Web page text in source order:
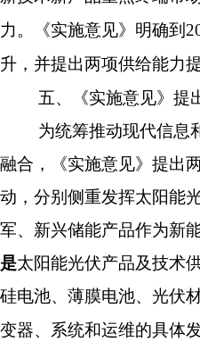
力。《实施意见》明确到
升，并提出两项供给能力
五、
《实施意见》提
为统筹推动现代信息
融合，《实施意见》提出
动，分别侧重发挥太阳能
军、新兴储能产品作为新
是太阳能光伏产品及技术
硅电池、薄膜电池、光伏
变器、系统和运维的具体